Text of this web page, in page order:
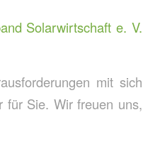
Solarwirtschaft e. V.
mit sich
für Sie. Wir freuen uns,